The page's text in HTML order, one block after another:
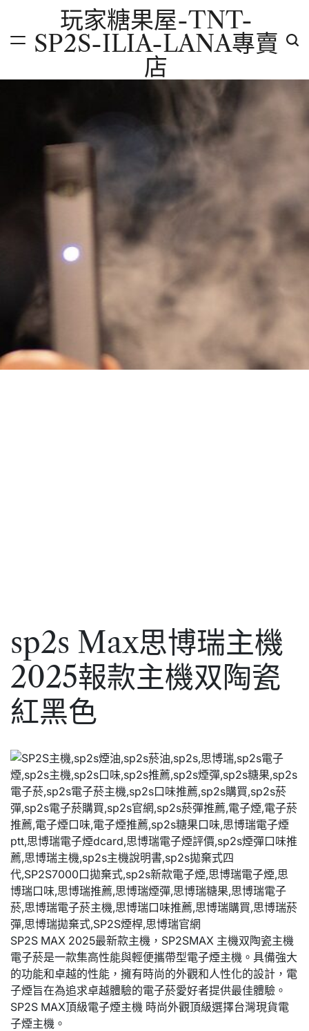
content
玩家糖果屋-TNT-
SP2S-ILIA-LANA專賣
店
sp2s Max思博瑞主機
2025報款主機双陶瓷
紅黑色
SP2S MAX 2025最新款主機，SP2SMAX 主機双陶瓷主機
電子菸是一款集高性能與輕便攜帶型電子煙主機。具備強大
的功能和卓越的性能，擁有時尚的外觀和人性化的設計，電
子煙旨在為追求卓越體驗的電子菸愛好者提供最佳體驗。
SP2S MAX頂級電子煙主機 時尚外觀頂級選擇台灣現貨電
子煙主機。